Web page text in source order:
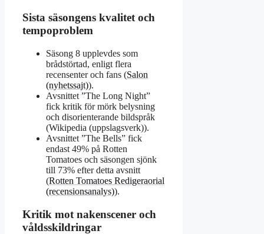
Sista säsongens kvalitet och
tempoproblem
Säsong 8 upplevdes som
brådstörtad, enligt flera
recensenter och fans (Salon
(nyhetssajt)).
Avsnittet ”The Long Night”
fick kritik för mörk belysning
och disorienterande bildspråk
(Wikipedia (uppslagsverk)).
Avsnittet ”The Bells” fick
endast 49% på Rotten
Tomatoes och säsongen sjönk
till 73% efter detta avsnitt
(Rotten Tomatoes Redigeraorial
(recensionsanalys)).
Kritik mot nakenscener och
våldsskildringar